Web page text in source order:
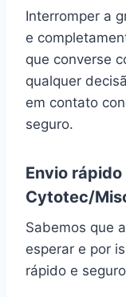
Interromper a
e
que converse
qualquer
em contato
seguro.
Envio
Cytotec/
Sabemos que
esperar e por
rápido e